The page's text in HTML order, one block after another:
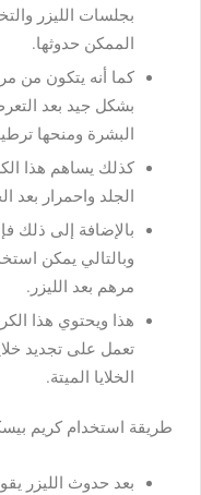
بجلسات الليزر
الممكن حدوثها.
كما أنه يتكون من
بشكل جيد بعد
البشرة ومنحها
كذلك يساهم هذا
الجلد واحمرار بعد
بالإضافة إلى ذلك
وبالتالي يمكن
مرهم بعد الليزر.
هذا ويحتوي هذا
تعمل على تجديد
الخلايا الميتة.
طريقة استخدام كريم
بعد حدوث الليزر